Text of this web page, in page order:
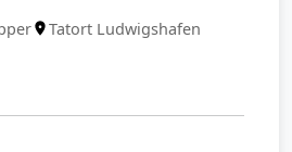
Tatort Ludwigshafen